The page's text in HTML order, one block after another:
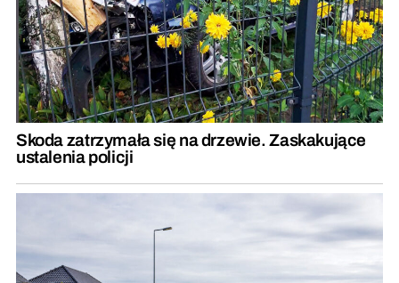
Skoda zatrzymała się na drzewie. Zaskakujące
ustalenia policji